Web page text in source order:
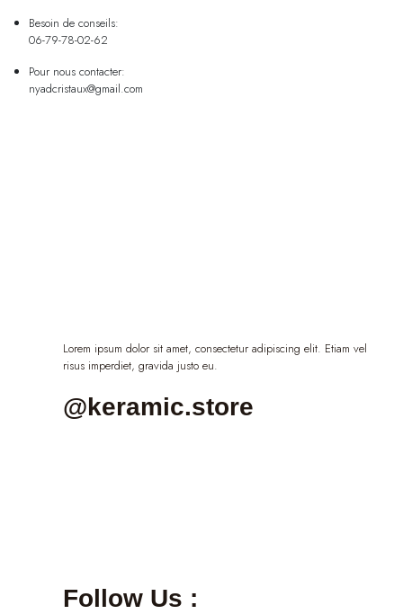
Besoin de conseils:
06-79-78-02-62
Pour nous contacter:
nyadcristaux@gmail.com
Lorem ipsum dolor sit amet, consectetur adipiscing elit. Etiam vel
risus imperdiet, gravida justo eu.
@keramic.store
Follow Us :